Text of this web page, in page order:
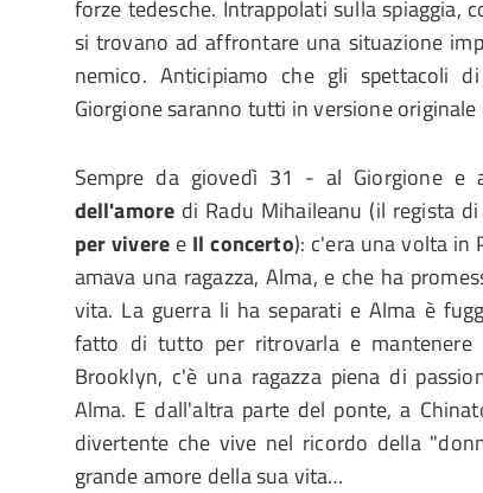
forze tedesche. Intrappolati sulla spiaggia,
si trovano ad affrontare una situazione
nemico. Anticipiamo che gli spettacoli
Giorgione saranno tutti in versione
Sempre da giovedì 31 - al Giorgione e
dell'amore di Radu Mihaileanu (il regista di
per vivere e Il concerto): c'era una volta in
amava una ragazza, Alma, e che ha
vita. La guerra li ha separati e Alma è
fatto di tutto per ritrovarla e mantenere
Brooklyn, c'è una ragazza piena di
Alma. E dall'altra parte del ponte, a
divertente che vive nel ricordo della
grande amore della sua vita…